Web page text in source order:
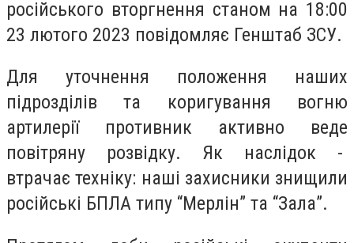
російського вторгнення станом на 18:00
23 лютого 2023 повідомляє Генштаб ЗСУ.
Для уточнення положення наших
підрозділів та коригування вогню
артилерії противник активно веде
повітряну розвідку. Як наслідок -
втрачає техніку: наші захисники знищили
російські БПЛА типу “Мерлін” та “Зала”.